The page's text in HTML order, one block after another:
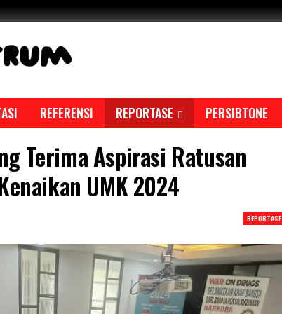
REFERENSI REPORTASE PERSIBTONE
Terima Aspirasi Ratusan
UMK 2024
REPORTASE